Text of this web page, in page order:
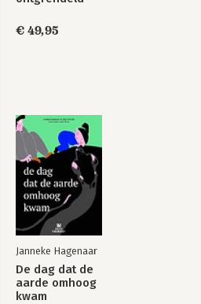
€ 49,95
Janneke Hagenaar
De dag dat de
aarde omhoog
kwam